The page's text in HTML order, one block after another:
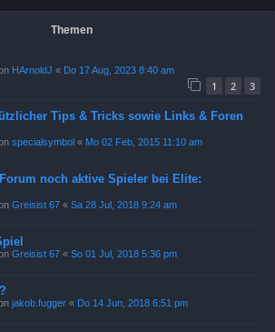
Themen
HArnoldJ « Do 17 Aug, 2023 8:40 am
1 2 3
Tips & Tricks sowie Links & Foren
specialsymbol « Mo 02 Feb, 2015 11:10 am
noch aktive Spieler bei Elite:
Greisist 67 « Sa 28 Jul, 2018 9:24 am
Greisist 67 « So 01 Jul, 2018 5:36 pm
jakob.fugger « Do 14 Jun, 2018 6:51 pm